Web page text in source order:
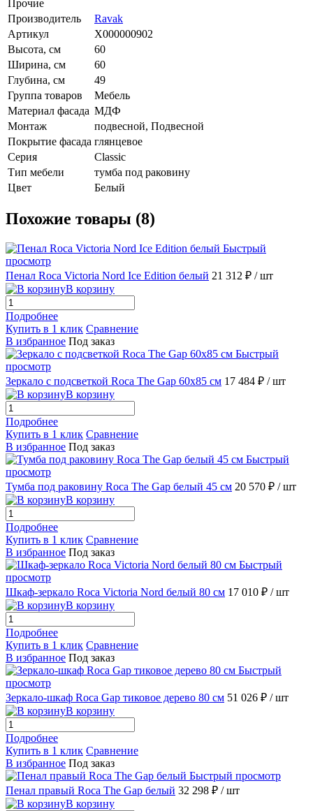
Прочие
Производитель
Ravak
Артикул
X000000902
Высота, см
60
Ширина, см
60
Глубина, см
49
Группа товаров
Мебель
Материал фасада МДФ
Монтаж
подвесной, Подвесной
Покрытие фасада глянцевое
Серия
Classic
Тип мебели
тумба под раковину
Цвет
Белый
Похожие товары (8)
Быстрый
просмотр
Пенал Roca Victoria Nord Ice Edition белый 21 312 ₽ / шт
В корзину
Подробнее
Купить в 1 клик Сравнение
В избранное Под заказ
Быстрый
просмотр
Зеркало с подсветкой Roca The Gap 60х85 см 17 484 ₽ / шт
В корзину
Подробнее
Купить в 1 клик Сравнение
В избранное Под заказ
Быстрый
просмотр
Тумба под раковину Roca The Gap белый 45 см 20 570 ₽ / шт
В корзину
Подробнее
Купить в 1 клик Сравнение
В избранное Под заказ
Быстрый
просмотр
Шкаф-зеркало Roca Victoria Nord белый 80 см 17 010 ₽ / шт
В корзину
Подробнее
Купить в 1 клик Сравнение
В избранное Под заказ
Быстрый
просмотр
Зеркало-шкаф Roca Gap тиковое дерево 80 см 51 026 ₽ / шт
В корзину
Подробнее
Купить в 1 клик Сравнение
В избранное Под заказ
Быстрый просмотр
Пенал правый Roca The Gap белый 32 298 ₽ / шт
В корзину